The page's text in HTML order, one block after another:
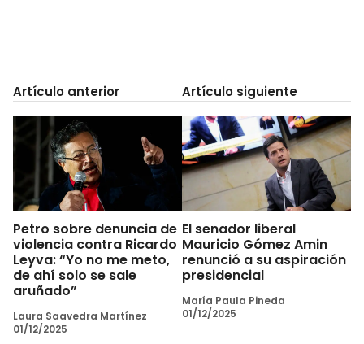
Artículo anterior
Petro sobre denuncia de
violencia contra Ricardo
Leyva: “Yo no me meto,
de ahí solo se sale
aruñado”
Laura Saavedra Martínez
01/12/2025
Artículo siguiente
El senador liberal
Mauricio Gómez Amin
renunció a su aspiración
presidencial
María Paula Pineda
01/12/2025